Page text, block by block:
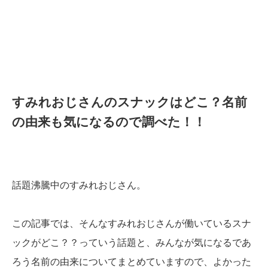
すみれおじさんのスナックはどこ？名前
の由来も気になるので調べた！！
話題沸騰中のすみれおじさん。
この記事では、そんなすみれおじさんが働いているスナ
ックがどこ？？っていう話題と、みんなが気になるであ
ろう名前の由来についてまとめていますので、よかった